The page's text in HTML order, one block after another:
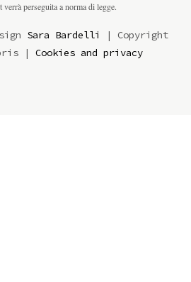
perseguita a norma di legge.
Sara Bardelli
| Copyright
| Cookies and privacy